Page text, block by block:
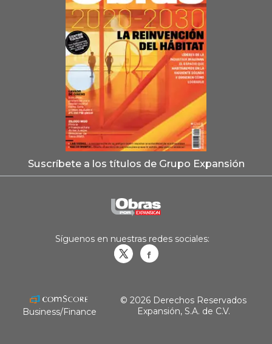
Suscríbete a los títulos de Grupo Expansión
Síguenos en nuestras redes sociales:
Business/Finance
© 2026 Derechos Reservados
Expansión, S.A. de C.V.